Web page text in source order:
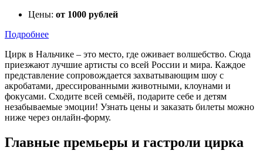
Цены: от 1000 рублей
Подробнее
Цирк в Нальчике – это место, где оживает волшебство. Сюда
приезжают лучшие артисты со всей России и мира. Каждое
представление сопровождается захватывающим шоу с
акробатами, дрессированными животными, клоунами и
фокусами. Сходите всей семьёй, подарите себе и детям
незабываемые эмоции! Узнать цены и заказать билеты можно
ниже через онлайн-форму.
Главные премьеры и гастроли цирка